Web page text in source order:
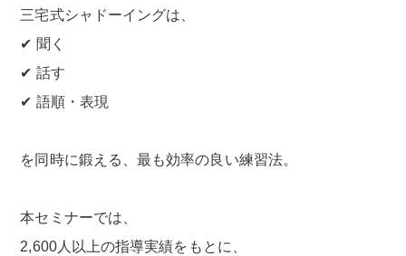
三宅式シャドーイングは、
✔ 聞く
✔ 話す
✔ 語順・表現
を同時に鍛える、最も効率の良い練習法。
本セミナーでは、
2,600人以上の指導実績をもとに、